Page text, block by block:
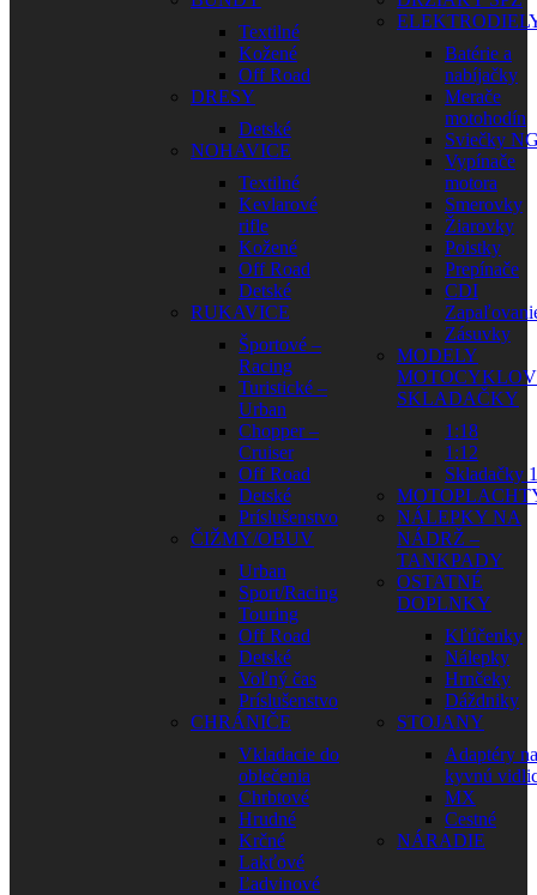
Textilné
Kožené
Off Road
DRESY
Detské
NOHAVICE
Textilné
Kevlarové
rifle
Kožené
Off Road
Detské
RUKAVICE
Športové –
Racing
Turistické –
Urban
Chopper –
Cruiser
Off Road
Detské
Príslušenstvo
ČIŽMY/OBUV
Urban
Sport/Racing
Touring
Off Road
Detské
Voľný čas
Príslušenstvo
CHRÁNIČE
Vkladacie do
oblečenia
Chrbtové
Hrudné
Krčné
Lakťové
Ľadvinové
Batérie a
nabíjačky
Merače
motohodín
Sviečky
Vypínače
motora
Smerovky
Žiarovky
Poistky
Prepínače
CDI
Zásuvky
MODELY
SKLADAČKY
1:18
1:12
Skladačky
NÁLEPKY NA
NÁDRŽ –
TANKPADY
OSTATNÉ
DOPLNKY
Kľúčenky
Nálepky
Hrnčeky
Dáždniky
STOJANY
Adaptéry na
kyvnú
MX
Cestné
NÁRADIE